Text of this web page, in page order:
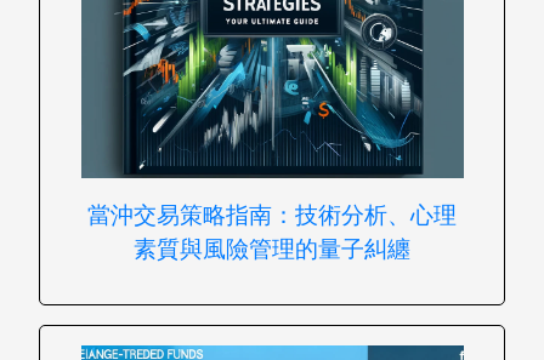
當沖交易策略指南：技術分析、心理
素質與風險管理的量子糾纏